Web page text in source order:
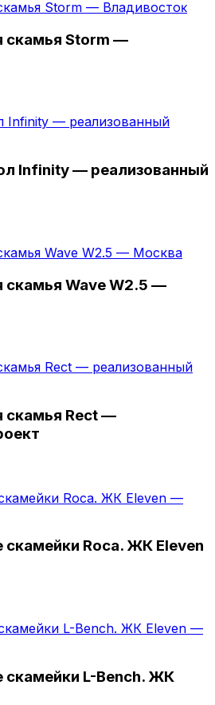
скамья Storm —
Infinity — реализованный
скамья Wave W2.5 —
скамья Rect —
Roca. ЖК Eleven
скамейки L-Bench. ЖК